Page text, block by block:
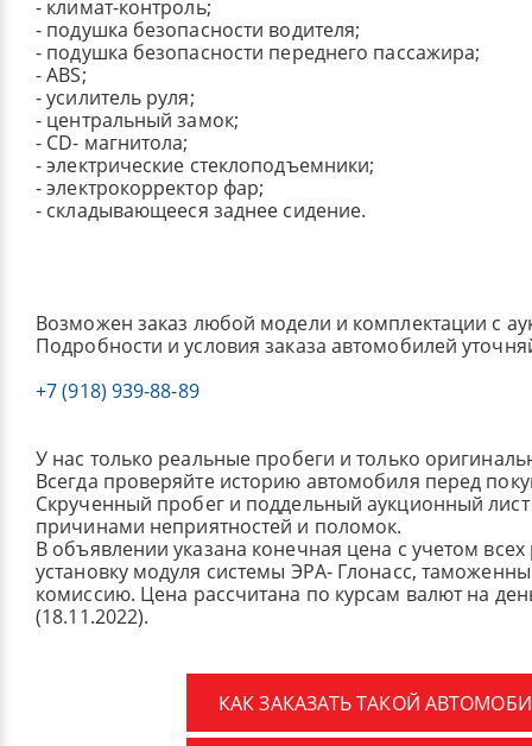
- климат-контроль;
- подушка безопасности водителя;
- подушка безопасности переднего пассажира;
- ABS;
- усилитель руля;
- центральный замок;
- СD- магнитола;
- электрические стеклоподъемники;
- электрокорректор фар;
- складывающееся заднее сидение.
Возможен заказ любой модели и комплектации с
Подробности и условия заказа автомобилей
+7 (918) 939-88-89
У нас только реальные пробеги и только
Всегда проверяйте историю автомобиля перед
Скрученный пробег и поддельный аукционный лист
причинами неприятностей и поломок.
В объявлении указана конечная цена с учетом
установку модуля системы ЭРА- Глонасс,
комиссию. Цена рассчитана по курсам валют на
(18.11.2022).
КАК ЗАКАЗАТЬ ТАКОЙ